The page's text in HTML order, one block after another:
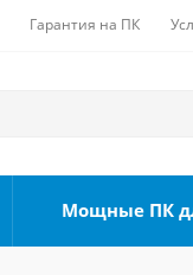
Гарантия на ПК
Мощные ПК